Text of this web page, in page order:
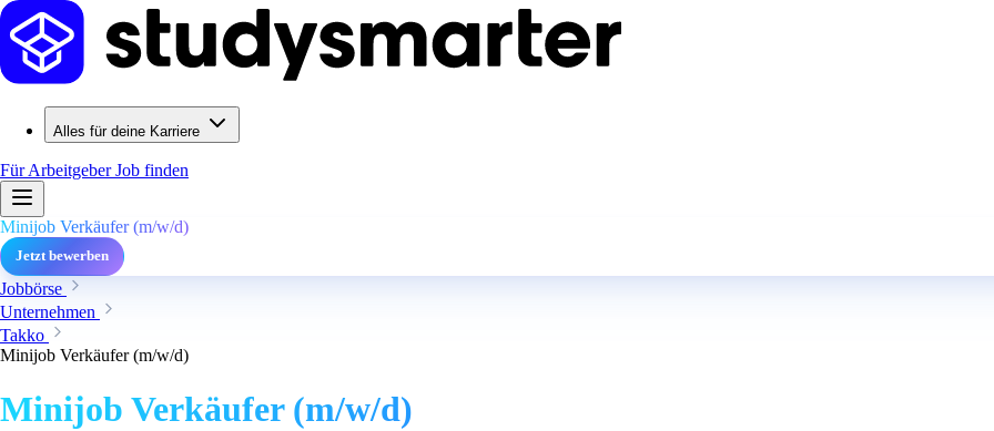
Alles für deine Karriere
Für ArbeitgeberJob finden
Minijob Verkäufer (m/w/d)
Jetzt bewerben
Jobbörse
Unternehmen
Takko
Minijob Verkäufer (m/w/d)
Minijob Verkäufer (m/w/d)